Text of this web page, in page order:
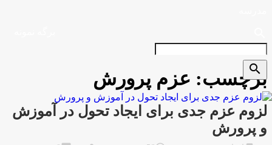
برچسب: عزم پرورش
لزوم عزم جدی برای ایجاد تحول در آموزش
و پرورش
search